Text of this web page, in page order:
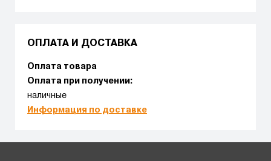
ОПЛАТА И ДОСТАВКА
Оплата товара
Оплата при получении:
наличные
Информация по доставке